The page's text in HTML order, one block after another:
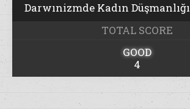
Darwınizmde Kadın Düşmanlığı
TOTAL SCORE
GOOD
4